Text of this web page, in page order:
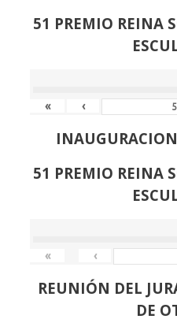
51 PREMIO REINA
« ‹
51 PREMIO REINA
« ‹
REUNIÓN DEL
DE